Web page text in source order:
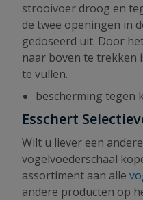
strooivoer droog en
de twee openingen in
gedoseerd uit. Door
naar boven te trekken
te vullen.
bescherming tegen
Esschert
Wilt u liever een
vogelvoederschaal
assortiment aan alle
andere producten op